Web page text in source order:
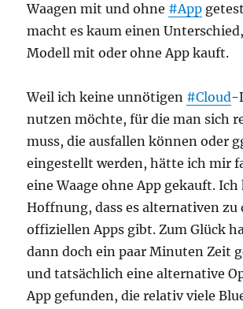
Waagen mit und ohne #App
macht es kaum einen
Modell mit oder ohne App kauft.
Weil ich keine unnötigen #Cloud-
nutzen möchte, für die man sich
muss, die ausfallen können oder
eingestellt werden, hätte ich mir
eine Waage ohne App gekauft.
Hoffnung, dass es alternativen zu
offiziellen Apps gibt. Zum Glück
dann doch ein paar Minuten Zeit
und tatsächlich eine alternative
App gefunden, die relativ viele